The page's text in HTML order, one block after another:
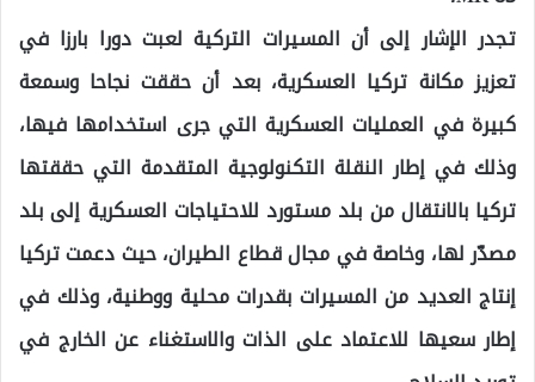
تجدر الإشار إلى أن المسيرات التركية لعبت دورا بارزا في
تعزيز مكانة تركيا العسكرية، بعد أن حققت نجاحا وسمعة
كبيرة في العمليات العسكرية التي جرى استخدامها فيها،
وذلك في إطار النقلة التكنولوجية المتقدمة التي حققتها
تركيا بالانتقال من بلد مستورد للاحتياجات العسكرية إلى بلد
مصدّر لها، وخاصة في مجال قطاع الطيران، حيث دعمت تركيا
إنتاج العديد من المسيرات بقدرات محلية ووطنية، وذلك في
إطار سعيها للاعتماد على الذات والاستغناء عن الخارج في